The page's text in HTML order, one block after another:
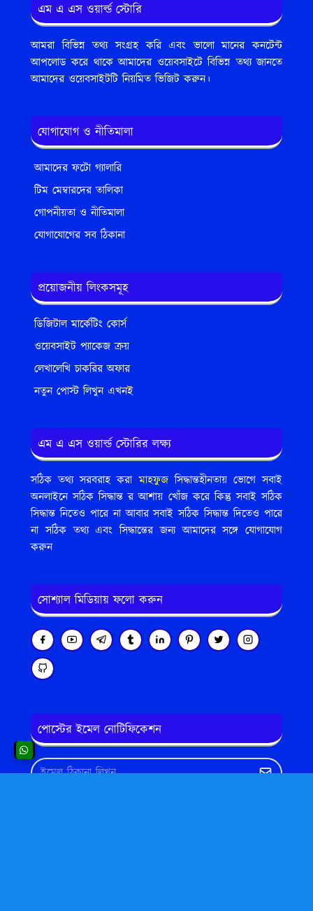
এম এ এস ওয়ার্ল্ড স্টোরি
আমরা বিভিন্ন তথ্য সংগ্রহ করি এবং ভালো মানের কনটেন্ট
আপলোড করে থাকে আমাদের ওয়েবসাইটে বিভিন্ন তথ্য জানতে
আমাদের ওয়েবসাইটটি নিয়মিত ভিজিট করুন।
যোগাযোগ ও নীতিমালা
আমাদের ফটো গ্যালারি
টিম মেম্বারদের তালিকা
গোপনীয়তা ও নীতিমালা
যোগাযোগের সব ঠিকানা
প্রয়োজনীয় লিংকসমূহ
ডিজিটাল মার্কেটিং কোর্স
ওয়েবসাইট প্যাকেজ ক্রয়
লেখালেখি চাকরির অফার
নতুন পোস্ট লিখুন এখনই
এম এ এস ওয়ার্ল্ড স্টোরির লক্ষ্য
সঠিক তথ্য সরবরাহ করামাহফুজসিদ্ধান্তহীনতায় ভোগে সবাই
অনলাইনে সঠিক সিদ্ধান্ত র আশায় খোঁজ করে কিন্তু সবাই সঠিক
সিদ্ধান্ত নিতেও পারে না আবার সবাই সঠিক সিদ্ধান্ত দিতেও পারে
না সঠিক তথ্য এবং সিদ্ধান্তের জন্য আমাদের সঙ্গে যোগাযোগ
করুন
সোশ্যাল মিডিয়ায় ফলো করুন
পোস্টের ইমেল নোটিফিকেশন